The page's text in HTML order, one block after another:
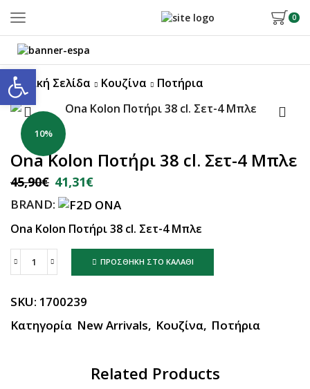
0
Αρχική Σελίδα Κουζίνα Ποτήρια
10%
Ona Kolon Ποτήρι 38 cl. Σετ-4 Μπλε
45,90€ 41,31€
BRAND:
Ona Kolon Ποτήρι 38 cl. Σετ-4 Μπλε
ΠΡΟΣΘΉΚΗ ΣΤΟ ΚΑΛΆΘΙ
SKU: 1700239
Κατηγορία New Arrivals, Κουζίνα, Ποτήρια
Related Products
Ανοίξτε τη γραμμή εργαλείων